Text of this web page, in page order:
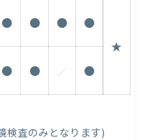
● ● ●
●
★
● ● ／ ●
検査のみとなります)